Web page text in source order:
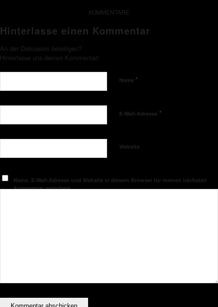
KOMMENTARE
Hinterlasse einen Kommentar
An der Diskussion beteiligen?
Hinterlasse uns deinen Kommentar!
Name *
E-Mail-Adresse *
Website
Name, E-Mail-Adresse und Website in diesem Browser für meinen nächsten
Kommentar speichern.